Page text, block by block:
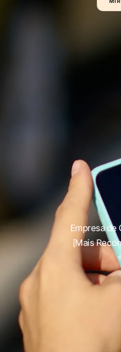
Empresa de
[Mais